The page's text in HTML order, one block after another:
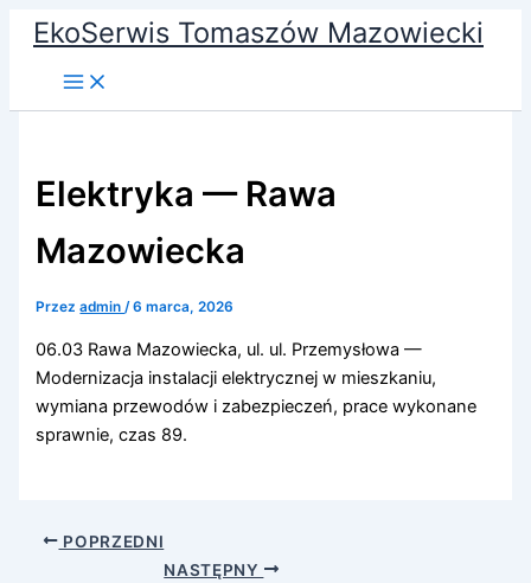
Przejdź
EkoSerwis Tomaszów Mazowiecki
Elektryka — Rawa
Mazowiecka
Przezadmin/6 marca, 2026
06.03 Rawa Mazowiecka, ul. ul. Przemysłowa —
Modernizacja instalacji elektrycznej w mieszkaniu,
wymiana przewodów i zabezpieczeń, prace wykonane
sprawnie, czas 89.
POPRZEDNI
NASTĘPNY